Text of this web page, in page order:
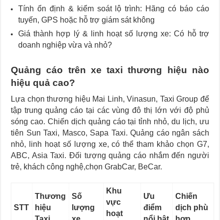
Tính ổn định & kiểm soát lộ trình: Hãng có báo cáo
tuyến, GPS hoặc hỗ trợ giám sát không
Giá thành hợp lý & linh hoạt số lượng xe: Có hỗ trợ
doanh nghiệp vừa và nhỏ?
Quảng cáo trên xe taxi thương hiệu nào
hiệu quả cao?
Lựa chọn thương hiệu Mai Linh, Vinasun, Taxi Group để
tập trung quảng cáo tại các vùng đô thị lớn với độ phủ
sóng cao. Chiến dịch quảng cáo tại tỉnh nhỏ, du lịch, ưu
tiên Sun Taxi, Masco, Sapa Taxi. Quảng cáo ngân sách
nhỏ, linh hoạt số lượng xe, có thể tham khảo chọn G7,
ABC, Asia Taxi. Đối tượng quảng cáo nhắm đến người
trẻ, khách công nghệ,chọn GrabCar, BeCar.
STT
Thương
hiệu
Số
lượng
Khu
vực
hoạt
Ưu
điểm
Chiến
dịch phù